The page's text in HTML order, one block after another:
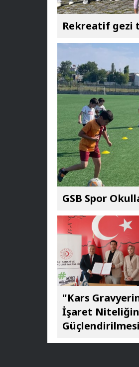
Rekreatif gezi
GSB Spor
"Kars
İşaret